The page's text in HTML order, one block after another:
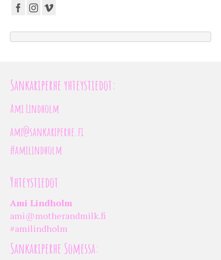
Sankariperhe yhteystiedot:
Ami Lindholm
ami@sankariperhe.fi
#amilindholm
Yhteystiedot
Ami Lindholm
ami@motherandmilk.fi
#amilindholm
Sankariperhe Somessa: